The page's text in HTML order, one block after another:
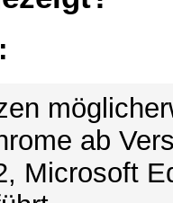
ab
Microsoft